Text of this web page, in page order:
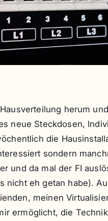
herum
neue Steckdosen,
die
sondern
und da mal der FI
nicht eh getan habe).
meinen
ermöglicht, die